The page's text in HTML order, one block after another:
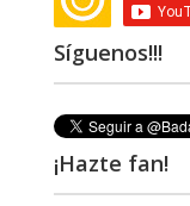
Síguenos!!!
¡Hazte fan!